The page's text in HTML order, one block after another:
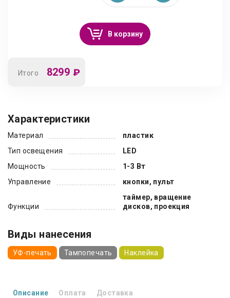
В корзину
Итого 8299 ₽
Характеристики
Материал
пластик
Тип освещения
LED
Мощность
1-3 Вт
Управление
кнопки, пульт
Функции
таймер, вращение
дисков, проекция
Виды нанесения
УФ-печать Тампопечать Наклейка
Описание Оплата Доставка